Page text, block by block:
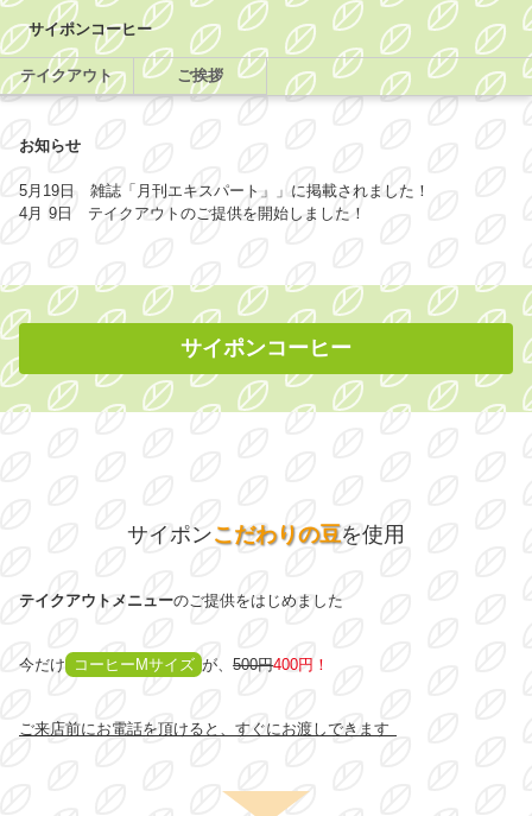
サイポンコーヒー
テイクアウト ご挨拶
お知らせ
5月19日 雑誌「月刊エキスパート」」に掲載されました！
4月 9日 テイクアウトのご提供を開始しました！
サイポンコーヒー
サイポンこだわりの豆を使用
テイクアウトメニューのご提供をはじめました
今だけ コーヒーMサイズ が、500円400円！
ご来店前にお電話を頂けると、すぐにお渡しできます